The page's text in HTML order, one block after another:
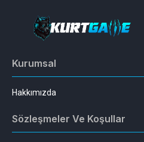
Kurumsal
Hakkımızda
Sözleşmeler Ve Koşullar